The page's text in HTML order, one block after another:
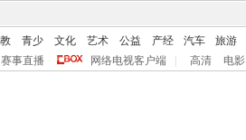
青少 文化 艺术 公益 产经 汽车 旅游
赛事直播 网络电视客户端 高清 电影